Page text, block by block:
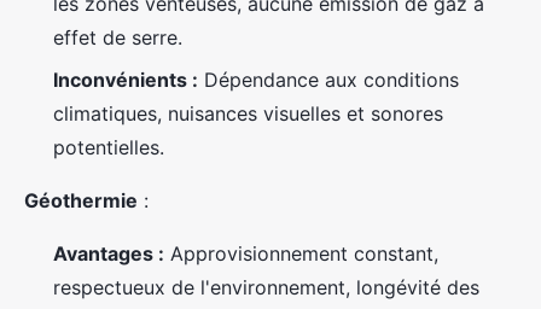
effet de serre.
Inconvénients : Dépendance aux conditions
climatiques, nuisances visuelles et sonores
potentielles.
Géothermie :
Avantages : Approvisionnement constant,
respectueux de l'environnement, longévité des